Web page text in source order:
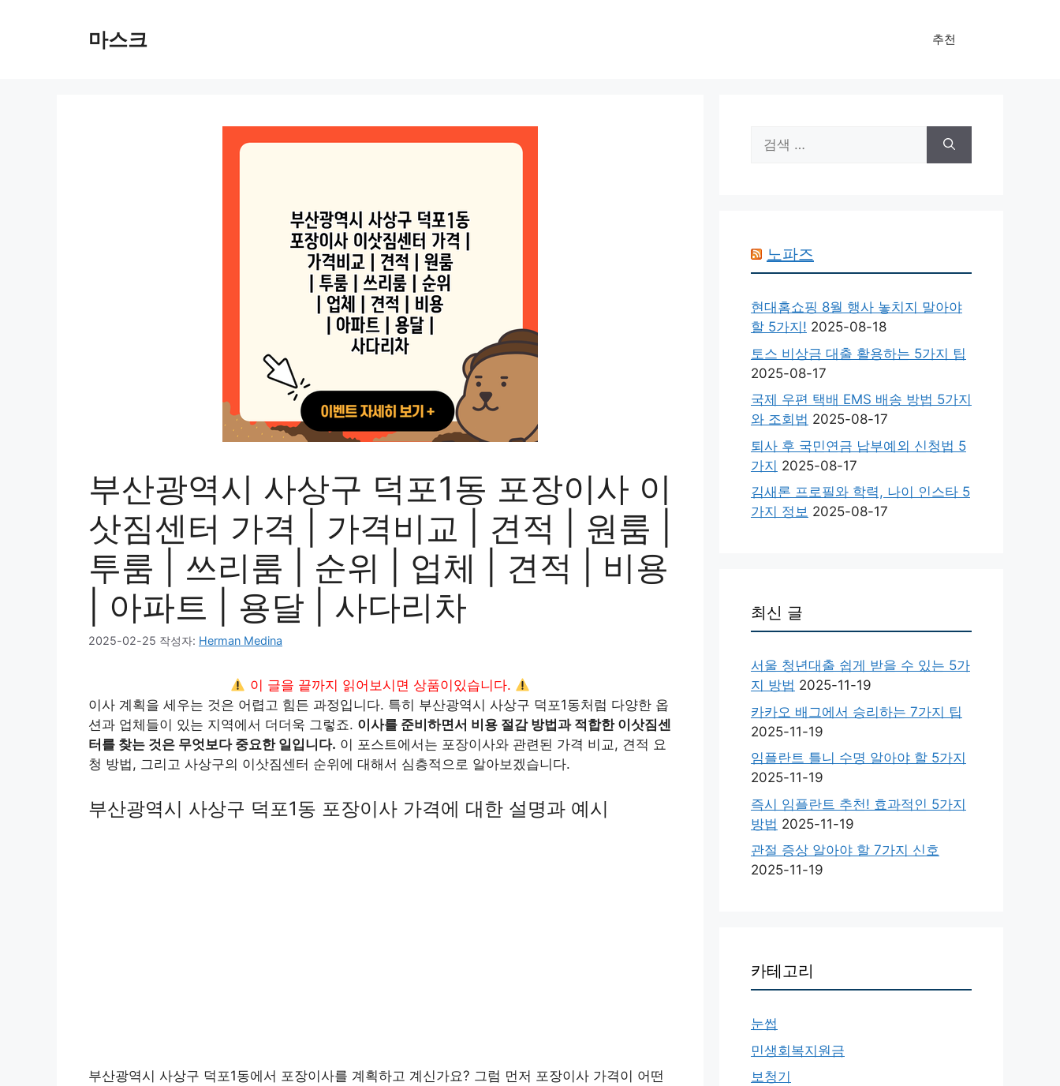
마스크 추천
부산광역시 사상구 덕포1동 포장이사 이
삿짐센터 가격 | 가격비교 | 견적 | 원룸 |
투룸 | 쓰리룸 | 순위 | 업체 | 견적 | 비용
| 아파트 | 용달 | 사다리차
2025-02-25 작성자: Herman Medina
이 글을 끝까지 읽어보시면 상품이있습니다.
이사 계획을 세우는 것은 어렵고 힘든 과정입니다. 특히 부산광역시 사상구 덕포1동처럼 다양한 옵
션과 업체들이 있는 지역에서 더더욱 그렇죠. 이사를 준비하면서 비용 절감 방법과 적합한 이삿짐센
터를 찾는 것은 무엇보다 중요한 일입니다. 이 포스트에서는 포장이사와 관련된 가격 비교, 견적 요
청 방법, 그리고 사상구의 이삿짐센터 순위에 대해서 심층적으로 알아보겠습니다.
부산광역시 사상구 덕포1동 포장이사 가격에 대한 설명과 예시
부산광역시 사상구 덕포1동에서 포장이사를 계획하고 계신가요? 그럼 먼저 포장이사 가격이 어떤
색:
노파즈
현대홈쇼핑 8월 행사 놓치지 말아야
할 5가지! 2025-08-18
토스 비상금 대출 활용하는 5가지 팁
2025-08-17
국제 우편 택배 EMS 배송 방법 5가지
와 조회법 2025-08-17
퇴사 후 국민연금 납부예외 신청법 5
가지 2025-08-17
김새론 프로필와 학력, 나이 인스타 5
가지 정보 2025-08-17
최신 글
서울 청년대출 쉽게 받을 수 있는 5가
지 방법 2025-11-19
카카오 배그에서 승리하는 7가지 팁
2025-11-19
임플란트 틀니 수명 알아야 할 5가지
2025-11-19
즉시 임플란트 추천! 효과적인 5가지
방법 2025-11-19
관절 증상 알아야 할 7가지 신호
2025-11-19
카테고리
눈썹
민생회복지원금
보청기